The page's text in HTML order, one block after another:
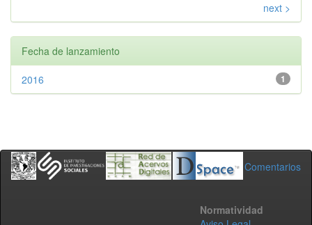
next >
Fecha de lanzamiento
1
2016
Comentarios
Normatividad